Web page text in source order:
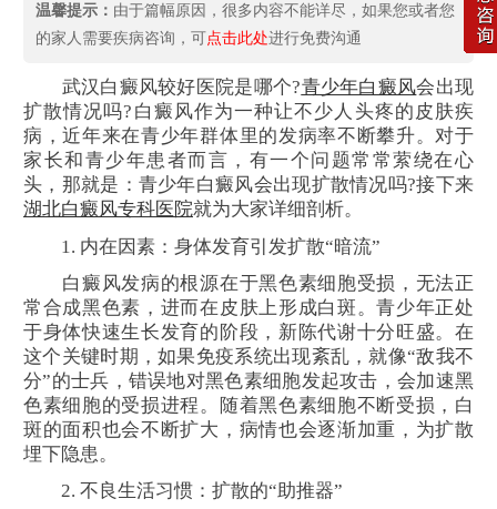
温馨提示： 由于篇幅原因，很多内容不能详尽，如果您或者您
的家人需要疾病咨询，可点击此处进行免费沟通
武汉白癜风较好医院是哪个?青少年白癜风会出现
扩散情况吗?白癜风作为一种让不少人头疼的皮肤疾
病，近年来在青少年群体里的发病率不断攀升。对于
家长和青少年患者而言，有一个问题常常萦绕在心
头，那就是：青少年白癜风会出现扩散情况吗?接下来
湖北白癜风专科医院就为大家详细剖析。
1. 内在因素：身体发育引发扩散“暗流”
白癜风发病的根源在于黑色素细胞受损，无法正
常合成黑色素，进而在皮肤上形成白斑。青少年正处
于身体快速生长发育的阶段，新陈代谢十分旺盛。在
这个关键时期，如果免疫系统出现紊乱，就像“敌我不
分”的士兵，错误地对黑色素细胞发起攻击，会加速黑
色素细胞的受损进程。随着黑色素细胞不断受损，白
斑的面积也会不断扩大，病情也会逐渐加重，为扩散
埋下隐患。
2. 不良生活习惯：扩散的“助推器”